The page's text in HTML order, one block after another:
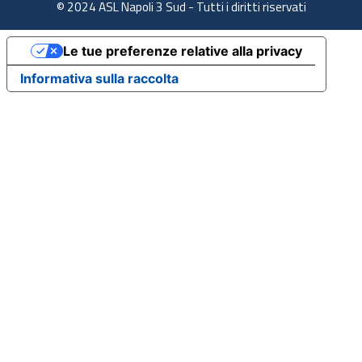
© 2024 ASL Napoli 3 Sud - Tutti i diritti riservati
Informativa sulla raccolta
Le tue preferenze relative alla privacy